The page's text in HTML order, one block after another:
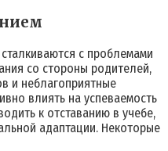
с проблемами
со стороны родителей,
и неблагоприятные
влиять на успеваемость
к отставанию в учебе,
адаптации. Некоторые